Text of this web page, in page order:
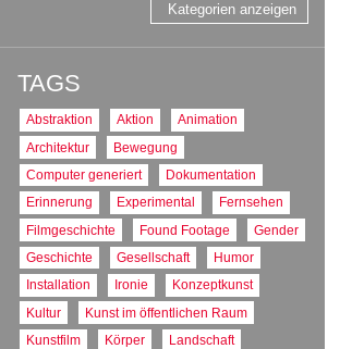
Kategorien anzeigen
TAGS
Abstraktion Aktion
Animation
Architektur
Bewegung
Computer generiert
Dokumentation
Erinnerung
Experimental
Fernsehen
Filmgeschichte
Found Footage
Gender
Geschichte
Gesellschaft
Humor
Installation
Ironie
Konzeptkunst
Kultur
Kunst im öffentlichen Raum
Kunstfilm
Körper
Landschaft